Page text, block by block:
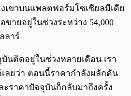
เขาบนแพลตฟอร์มโซเชียลมีเดีย
ขายอยู่ในช่วงระหว่าง 54,000
ลาร์
นติดอยู่ในช่วงหลายเดือน เรา
ลยว่า ตอนนี้ราคากำลังผลักดัน
ะราคาปัจจุบันก็กลับมาถึงครั้ง